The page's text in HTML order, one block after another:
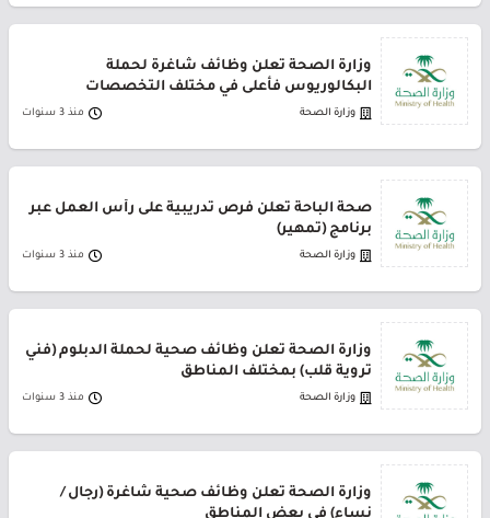
وزارة الصحة تعلن وظائف شاغرة لحملة
البكالوريوس فأعلى في مختلف التخصصات
وزارة الصحة منذ 3 سنوات
صحة الباحة تعلن فرص تدريبية على رأس العمل عبر
برنامج (تمهير)
وزارة الصحة منذ 3 سنوات
وزارة الصحة تعلن وظائف صحية لحملة الدبلوم (فني
تروية قلب) بمختلف المناطق
وزارة الصحة منذ 3 سنوات
وزارة الصحة تعلن وظائف صحية شاغرة (رجال /
نساء) في بعض المناطق